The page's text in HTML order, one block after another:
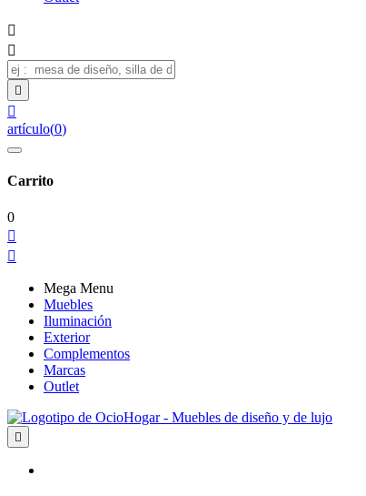




artículo(0)
Carrito
0


Mega Menu
Muebles
Iluminación
Exterior
Complementos
Marcas
Outlet
